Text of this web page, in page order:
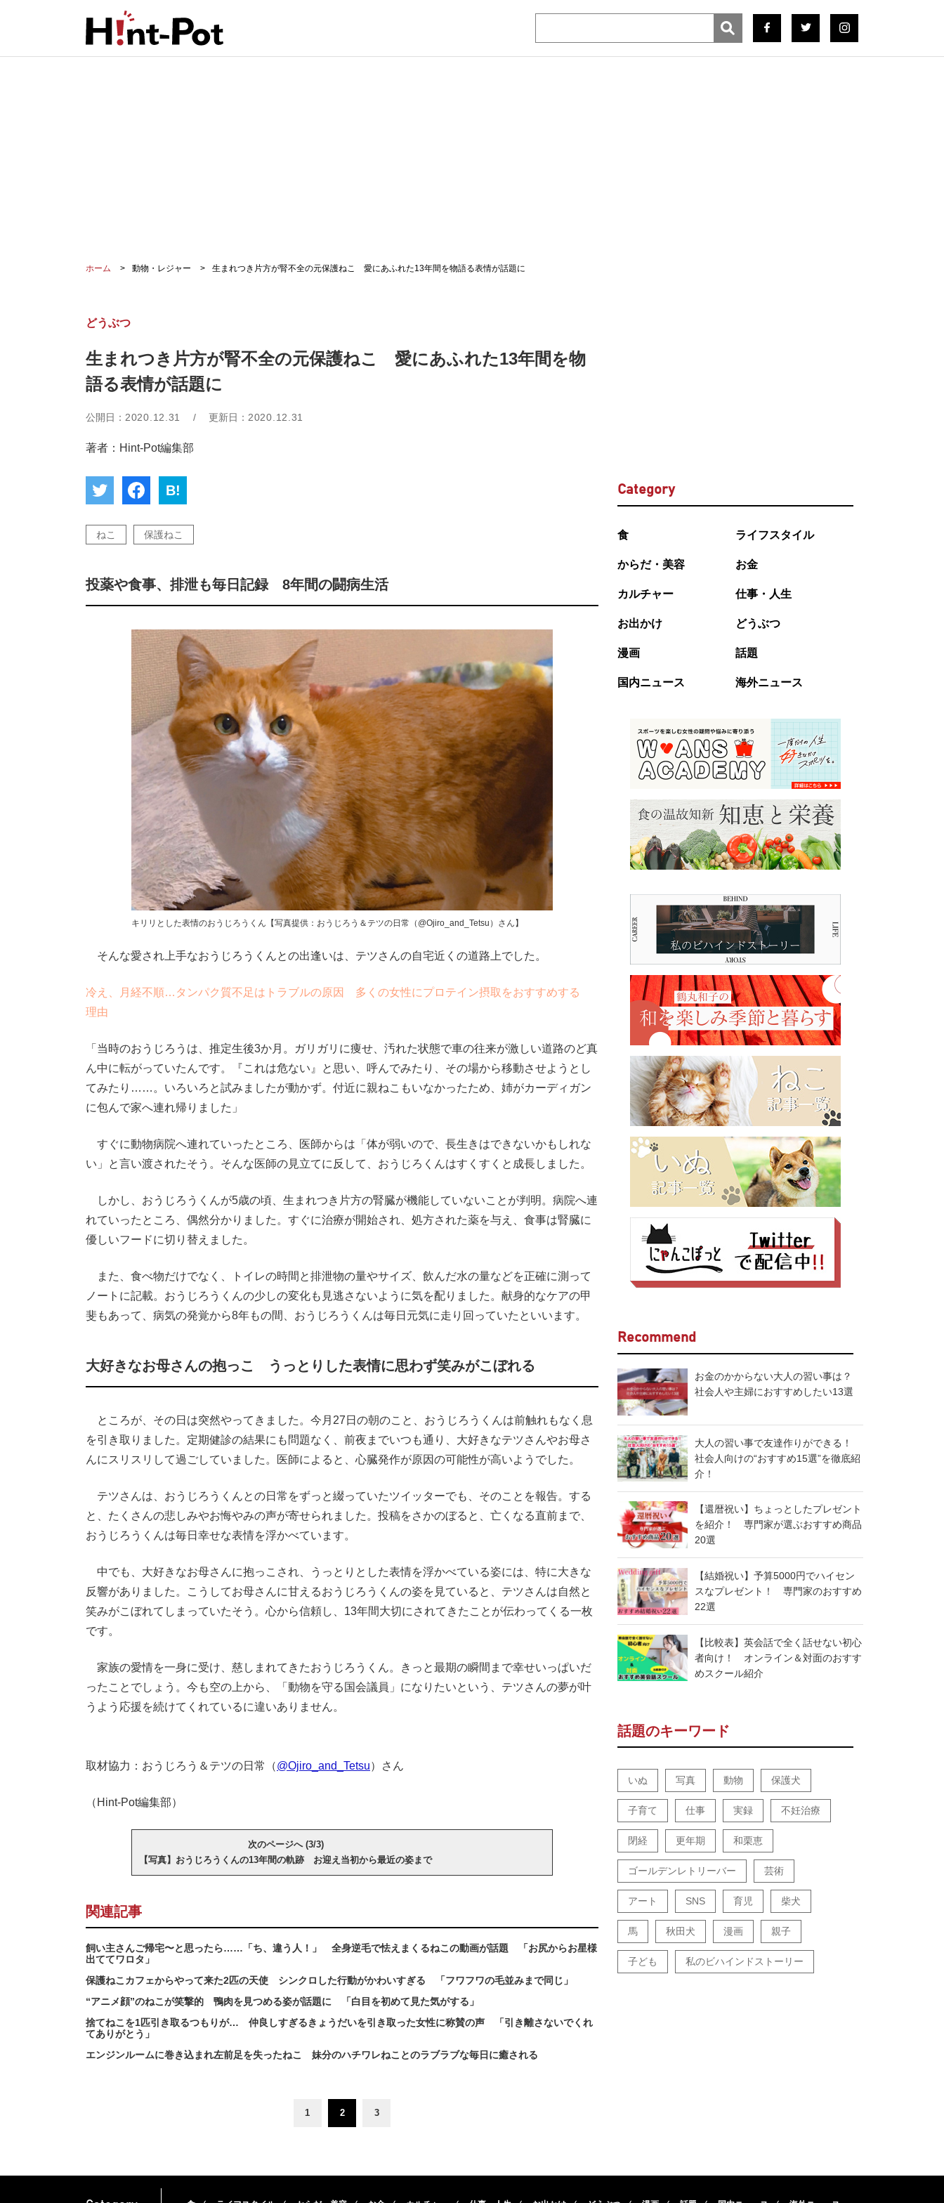
ホーム 動物・レジャー 生まれつき片方が腎不全の元保護ねこ 愛にあふれた13年間を物語る表情が話題に
どうぶつ
生まれつき片方が腎不全の元保護ねこ 愛にあふれた13年間を物
語る表情が話題に
公開日： 2020.12.31 / 更新日： 2020.12.31
著者：Hint-Pot編集部
B!
ねこ 保護ねこ
投薬や食事、排泄も毎日記録 8年間の闘病生活
キリリとした表情のおうじろうくん【写真提供：おうじろう＆テツの日常（@Ojiro_and_Tetsu）さん】
そんな愛され上手なおうじろうくんとの出逢いは、テツさんの自宅近くの道路上でした。
冷え、月経不順…タンパク質不足はトラブルの原因 多くの女性にプロテイン摂取をおすすめする
理由
「当時のおうじろうは、推定生後3か月。ガリガリに痩せ、汚れた状態で車の往来が激しい道路のど真
ん中に転がっていたんです。『これは危ない』と思い、呼んでみたり、その場から移動させようとし
てみたり……。いろいろと試みましたが動かず。付近に親ねこもいなかったため、姉がカーディガン
に包んで家へ連れ帰りました」
すぐに動物病院へ連れていったところ、医師からは「体が弱いので、長生きはできないかもしれな
い」と言い渡されたそう。そんな医師の見立てに反して、おうじろくんはすくすくと成長しました。
しかし、おうじろうくんが5歳の頃、生まれつき片方の腎臓が機能していないことが判明。病院へ連
れていったところ、偶然分かりました。すぐに治療が開始され、処方された薬を与え、食事は腎臓に
優しいフードに切り替えました。
また、食べ物だけでなく、トイレの時間と排泄物の量やサイズ、飲んだ水の量などを正確に測って
ノートに記載。おうじろうくんの少しの変化も見逃さないように気を配りました。献身的なケアの甲
斐もあって、病気の発覚から8年もの間、おうじろうくんは毎日元気に走り回っていたといいます。
大好きなお母さんの抱っこ うっとりした表情に思わず笑みがこぼれる
ところが、その日は突然やってきました。今月27日の朝のこと、おうじろうくんは前触れもなく息
を引き取りました。定期健診の結果にも問題なく、前夜までいつも通り、大好きなテツさんやお母さ
んにスリスリして過ごしていました。医師によると、心臓発作が原因の可能性が高いようでした。
テツさんは、おうじろうくんとの日常をずっと綴っていたツイッターでも、そのことを報告。する
と、たくさんの悲しみやお悔やみの声が寄せられました。投稿をさかのぼると、亡くなる直前まで、
おうじろうくんは毎日幸せな表情を浮かべています。
中でも、大好きなお母さんに抱っこされ、うっとりとした表情を浮かべている姿には、特に大きな
反響がありました。こうしてお母さんに甘えるおうじろうくんの姿を見ていると、テツさんは自然と
笑みがこぼれてしまっていたそう。心から信頼し、13年間大切にされてきたことが伝わってくる一枚
です。
家族の愛情を一身に受け、慈しまれてきたおうじろうくん。きっと最期の瞬間まで幸せいっぱいだ
ったことでしょう。今も空の上から、「動物を守る国会議員」になりたいという、テツさんの夢が叶
うよう応援を続けてくれているに違いありません。
取材協力：おうじろう＆テツの日常（@Ojiro_and_Tetsu）さん
（Hint-Pot編集部）
次のページへ (3/3)
【写真】おうじろうくんの13年間の軌跡 お迎え当初から最近の姿まで
関連記事
飼い主さんご帰宅〜と思ったら……「ち、違う人！」 全身逆毛で怯えまくるねこの動画が話題 「お尻からお星様
出ててワロタ」
保護ねこカフェからやって来た2匹の天使 シンクロした行動がかわいすぎる 「フワフワの毛並みまで同じ」
“アニメ顔”のねこが笑撃的 鴨肉を見つめる姿が話題に 「白目を初めて見た気がする」
捨てねこを1匹引き取るつもりが… 仲良しすぎるきょうだいを引き取った女性に称賛の声 「引き離さないでくれ
てありがとう」
エンジンルームに巻き込まれ左前足を失ったねこ 妹分のハチワレねことのラブラブな毎日に癒される
1 2 3
Category
食 ライフスタイル
からだ・美容 お金
カルチャー 仕事・人生
お出かけ どうぶつ
漫画 話題
国内ニュース 海外ニュース
Recommend
お金のかからない大人の習い事は？
社会人や主婦におすすめしたい13選
大人の習い事で友達作りができる！
社会人向けの“おすすめ15選”を徹底紹
介！
【還暦祝い】ちょっとしたプレゼント
を紹介！ 専門家が選ぶおすすめ商品
20選
【結婚祝い】予算5000円でハイセン
スなプレゼント！ 専門家のおすすめ
22選
【比較表】英会話で全く話せない初心
者向け！ オンライン＆対面のおすす
めスクール紹介
話題のキーワード
いぬ 写真 動物 保護犬
子育て 仕事 実録 不妊治療
閉経 更年期 和栗恵
ゴールデンレトリーバー 芸術
アート SNS 育児 柴犬
馬 秋田犬 漫画 親子
子ども 私のビハインドストーリー